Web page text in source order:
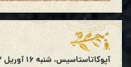
آپوکاتاستاسیس، شنبه ۱۶ آوریل ۲۰۲۲